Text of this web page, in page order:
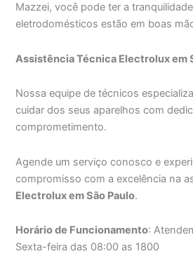
Mazzei, você pode ter a
eletrodomésticos estão em boas
Assistência Técnica Electrolux em
Nossa equipe de técnicos
cuidar dos seus aparelhos com
comprometimento.
Agende um serviço conosco e
compromisso com a excelência na
Electrolux em São Paulo.
Horário de Funcionamento:
Sexta-feira das 08:00 as 1800